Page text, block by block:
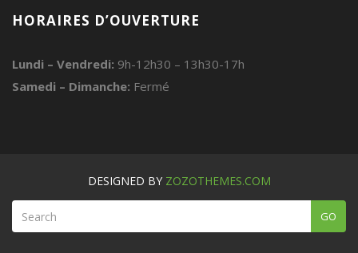
HORAIRES D’OUVERTURE
Lundi – Vendredi: 9h-12h30 – 13h30-17h
Samedi – Dimanche: Fermé
DESIGNED BY ZOZOTHEMES.COM
GO